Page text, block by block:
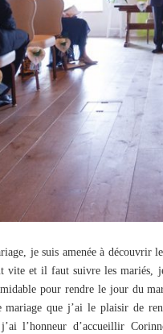
je suis amenée à découvrir
vite et il faut suivre les mariés,
pour rendre le jour du
mariage que j’ai le plaisir de
l’honneur d’accueillir